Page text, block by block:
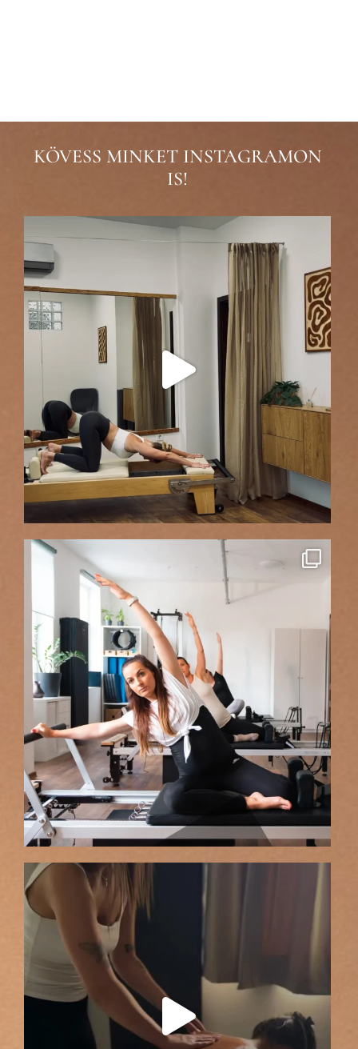
KÖVESS MINKET INSTAGRAMON
IS!